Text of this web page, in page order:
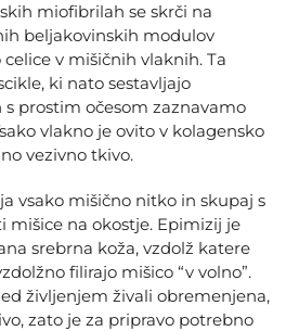
miofibrilah se skrči na
beljakovinskih modulov
v mišičnih vlaknih. Ta
ki nato sestavljajo
prostim očesom zaznavamo
vlakno je ovito v kolagensko
vezivno tkivo.
vsako mišično nitko in skupaj s
na okostje. Epimizij je
srebrna koža, vzdolž katere
filirajo mišico “v volno”.
življenjem živali obremenjena,
zato je za pripravo potrebno